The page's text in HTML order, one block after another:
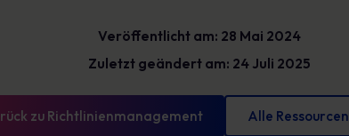
vorweisen können
Definitionen zur Cybersicherheit, die Sie kennen
sollten
Veröffentlicht am: 28 Mai 2024
Zuletzt geändert am: 24 Juli 2025
zu Richtlinienmanagement Alle